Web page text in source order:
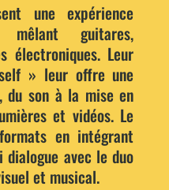
une expérience
mêlant guitares,
électroniques. Leur
» leur offre une
son à la mise en
et vidéos. Le
en intégrant
avec le duo
et musical.